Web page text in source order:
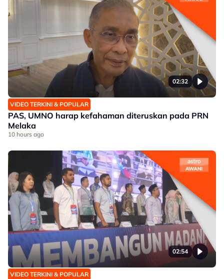
02:32
VIDEO TERKINI & POPULAR
PAS, UMNO harap kefahaman diteruskan pada PRN
Melaka
10 hours ago
02:54
VIDEO TERKINI & POPULAR